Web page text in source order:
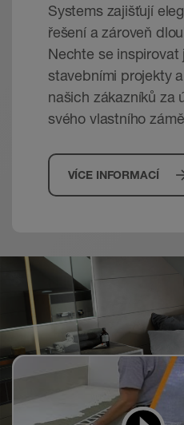
Systems zajišťují
řešení a zároveň
Nechte se inspirovat
stavebními projekty
našich zákazníků za
svého vlastního
VÍCE INFORMACÍ
a